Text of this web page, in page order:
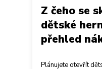
Z čeho se
dětské
přehled
Plánujete otevřít